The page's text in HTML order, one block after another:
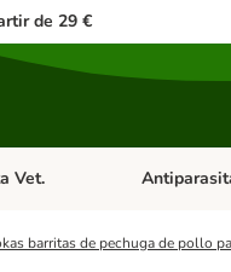
de 29 €
categoria abierto: Gatos
Vet. Menú de
barritas de pechuga de pollo